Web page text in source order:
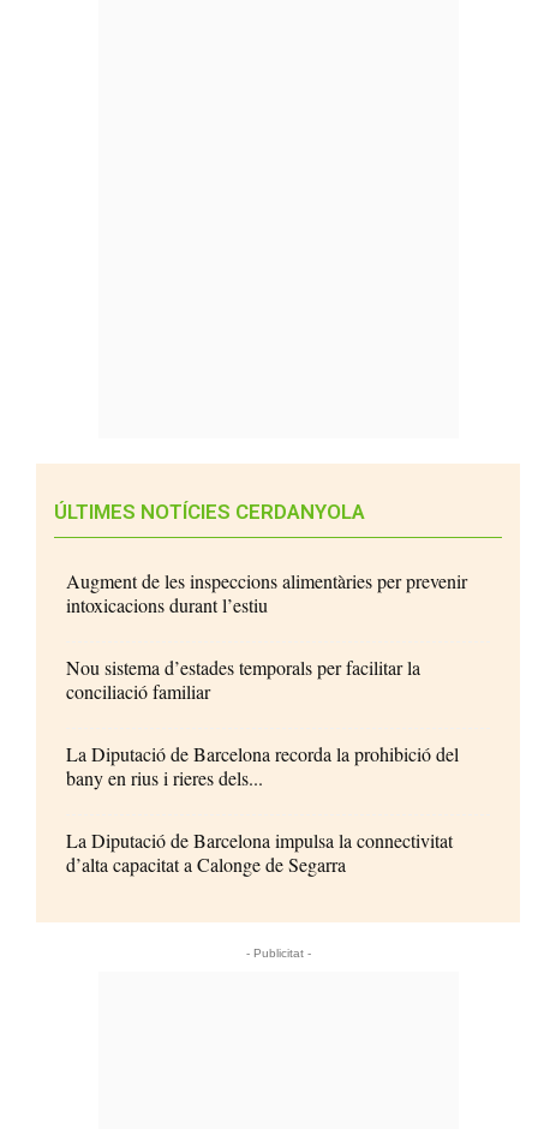
ÚLTIMES NOTÍCIES CERDANYOLA
Augment de les inspeccions alimentàries per prevenir
intoxicacions durant l’estiu
Nou sistema d’estades temporals per facilitar la
conciliació familiar
La Diputació de Barcelona recorda la prohibició del
bany en rius i rieres dels...
La Diputació de Barcelona impulsa la connectivitat
d’alta capacitat a Calonge de Segarra
- Publicitat -